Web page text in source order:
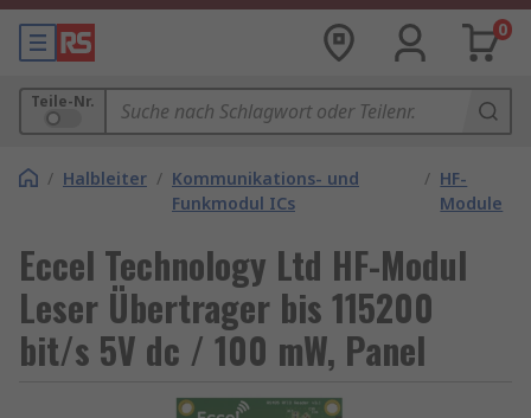
0
Teile-Nr.
/ Halbleiter / Kommunikations- und
Funkmodul ICs
/ HF-
Module
Eccel Technology Ltd HF-Modul
Leser Übertrager bis 115200
bit/s 5V dc / 100 mW, Panel